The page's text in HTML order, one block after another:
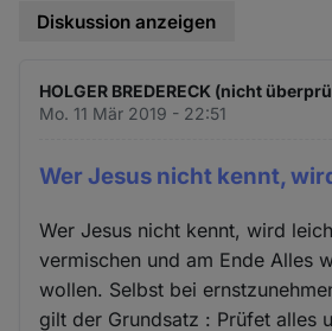
Diskussion anzeigen
HOLGER BREDERECK (nicht
Mo. 11 Mär 2019 - 22:51
Wer Jesus nicht kennt,
Wer Jesus nicht kennt, wird
vermischen und am Ende Alles
wollen. Selbst bei
gilt der Grundsatz : Prüfet alles